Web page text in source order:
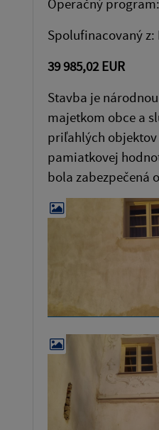
Spolufinacovaný
39 985,02 EUR
Stavba je
majetkom obce a
priľahlých objektov
pamiatkovej
bola zabezpečená